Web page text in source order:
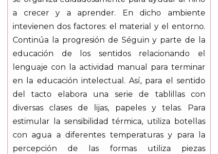
a crecer y a aprender. En dicho ambiente
intevienen dos factores: el material y el entorno.
Continúa la progresión de Séguin y parte de la
educación de los sentidos relacionando el
lenguaje con la actividad manual para terminar
en la educación intelectual. Así, para el sentido
del tacto elabora una serie de tablillas con
diversas clases de lijas, papeles y telas. Para
estimular la sensibilidad térmica, utiliza botellas
con agua a diferentes temperaturas y para la
percepción de las formas utiliza piezas